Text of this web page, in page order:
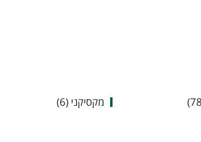
מקסיקני (6)